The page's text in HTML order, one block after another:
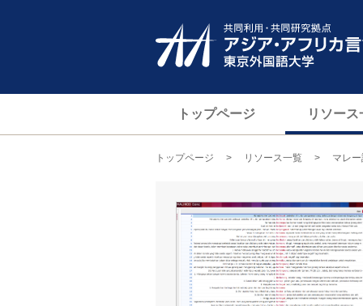
トップページ リソース
トップページ > リソース一覧 > マレー語